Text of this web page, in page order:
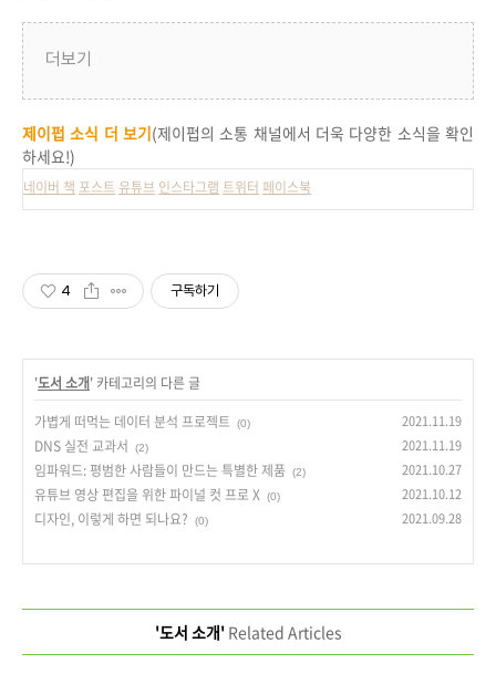
더보기
제이펍 소식 더 보기(제이펍의 소통 채널에서 더욱 다양한 소식을 확인
하세요!)
네이버 책 포스트 유튜브 인스타그램 트위터 페이스북
4 구독하기
'도서 소개' 카테고리의 다른 글
가볍게 떠먹는 데이터 분석 프로젝트
(0) 2021.11.19
DNS 실전 교과서 (2) 2021.11.19
임파워드: 평범한 사람들이 만드는 특별한 제품 (2) 2021.10.27
유튜브 영상 편집을 위한 파이널 컷 프로 X (0) 2021.10.12
디자인, 이렇게 하면 되나요? (0) 2021.09.28
'도서 소개'Related Articles